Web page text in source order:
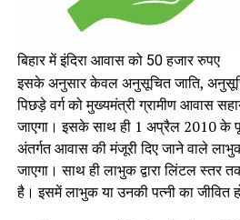
बिहार में इंदिरा आवास को 50 हजार रुपए
इसके अनुसार केवल अनुसूचित जाति,
पिछड़े वर्ग को मुख्यमंत्री ग्रामीण आवास
जाएगा। इसके साथ ही 1 अप्रैल 2010 के
अंतर्गत आवास की मंजूरी दिए जाने वाले
जाएगा। साथ ही लाभुक द्वारा लिंटल स्तर
है। इसमें लाभुक या उनकी पत्नी का जीवित